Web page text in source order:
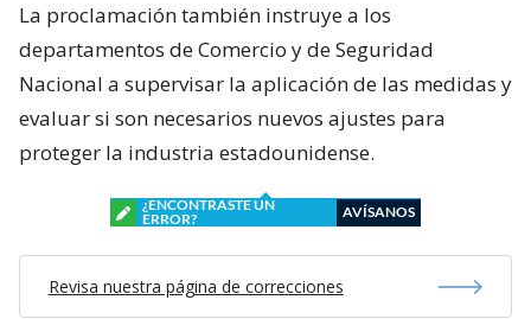
La proclamación también instruye a los
departamentos de Comercio y de Seguridad
Nacional a supervisar la aplicación de las medidas y
evaluar si son necesarios nuevos ajustes para
proteger la industria estadounidense.
¿ENCONTRASTE UN
ERROR?
AVÍSANOS
Revisa nuestra página de correcciones